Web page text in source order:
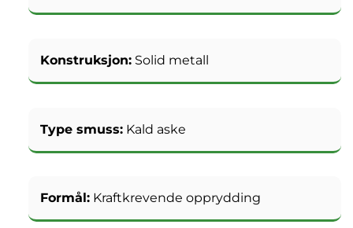
Konstruksjon:Solid metall
Type smuss:Kald aske
Formål:Kraftkrevende opprydding